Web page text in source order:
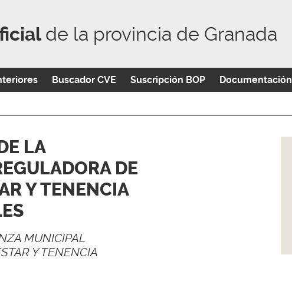
de la provincia de Granada
Buscador CVE Suscripción BOP Documentación
LA
DE
Y TENENCIA
MUNICIPAL
Y TENENCIA